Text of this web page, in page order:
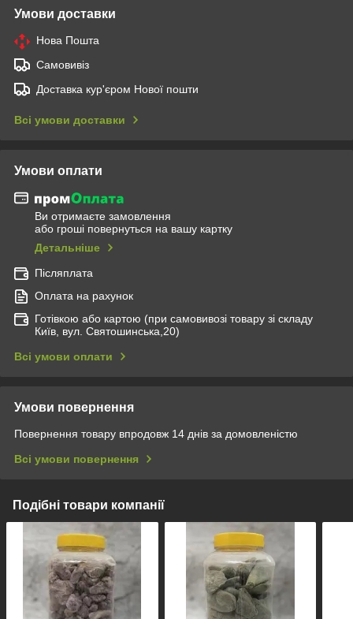
Умови доставки
Нова Пошта
Самовивіз
Доставка кур'єром Нової пошти
Всі умови доставки
Умови оплати
Ви отримаєте замовлення
або гроші повернуться на вашу картку
Детальніше
Післяплата
Оплата на рахунок
Готівкою або картою (при самовивозі товару зі складу
Київ, вул. Святошинська,20)
Всі умови оплати
Умови повернення
Повернення товару впродовж 14 днів за домовленістю
Всі умови повернення
Подібні товари компанії